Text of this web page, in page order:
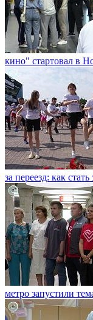
кино" стартовал в
за переезд: как
метро запустили